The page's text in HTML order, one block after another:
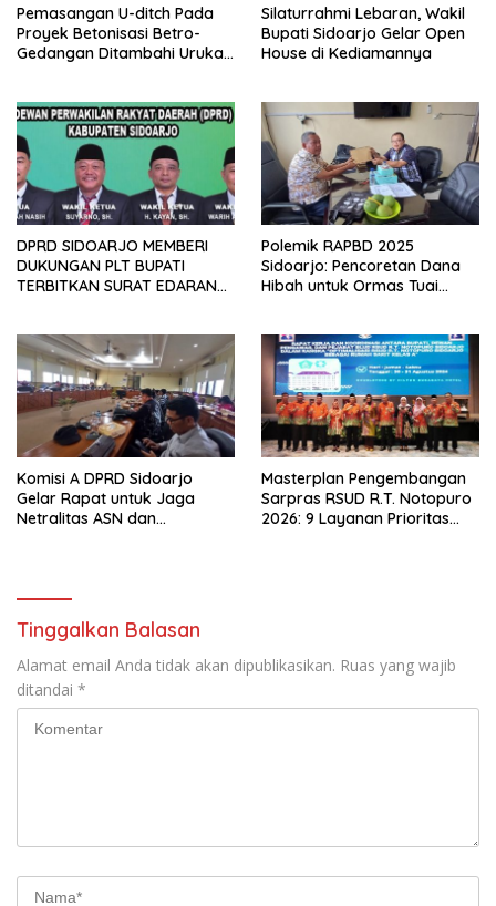
Pemasangan U-ditch Pada
Proyek Betonisasi Betro-
Gedangan Ditambahi Urukan
Silaturrahmi Lebaran, Wakil
Bupati Sidoarjo Gelar Open
House di Kediamannya
DPRD SIDOARJO MEMBERI
DUKUNGAN PLT BUPATI
TERBITKAN SURAT EDARAN
TK, PAUD, SD, SMP/MTS
KELUAR KOTA
Polemik RAPBD 2025
Sidoarjo: Pencoretan Dana
Hibah untuk Ormas Tuai
Komisi A DPRD Sidoarjo
Gelar Rapat untuk Jaga
Netralitas ASN dan
Masterplan Pengembangan
Sarpras RSUD R.T. Notopuro
2026: 9 Layanan Prioritas
Tinggalkan Balasan
Alamat email Anda tidak akan dipublikasikan. Ruas yang wajib
ditandai *